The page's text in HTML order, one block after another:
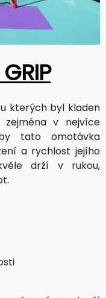
kterých byl kladen
v nejvíce
tato omotávka
a rychlost jejího
drží v rukou,